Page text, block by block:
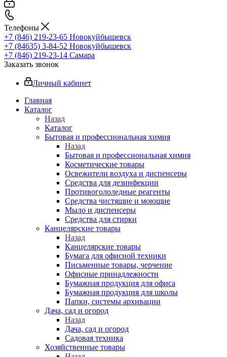
Телефоны
+7 (846) 219-23-65 Новокуйбышевск
+7 (84635) 3-84-52 Новокуйбышевск
+7 (846) 219-23-14 Самара
Заказать звонок
Личный кабинет
Главная
Каталог
Назад
Каталог
Бытовая и профессиональная химия
Назад
Бытовая и профессиональная химия
Косметические товары
Освежители воздуха и диспенсеры
Средства для дезинфекции
Противогололедные реагенты
Средства чистящие и моющие
Мыло и диспенсеры
Средства для стирки
Канцелярские товары
Назад
Канцелярские товары
Бумага для офисной техники
Письменные товары, черчение
Офисные принадлежности
Бумажная продукция для офиса
Бумажная продукция для школы
Папки, системы архивации
Дача, сад и огород
Назад
Дача, сад и огород
Садовая техника
Хозяйственные товары